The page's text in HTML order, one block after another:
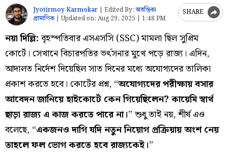
Jyotirmoy Karmokar Edited By:অবন্তিকা
প্রামাণিক|Updated on: Aug 29, 2025 | 1:48 PM
SHARE
নয়া দিল্লি:বৃহস্পতিবার এসএসসি (SSC) মামলা ছিল সুপ্রিম
কোর্টে। সেখানে বিচারপতির ভর্ৎসনার মুখে পড়ে রাজ্য। এদিন,
আদালত নির্দেশ দিয়েছিল সাত দিনের মধ্যে অযোগ্যদের তালিকা
প্রকাশ করতে হবে। কোর্টের প্রশ্ন, “অযোগ্যদের পরীক্ষায় বসার
আবেদন জানিয়ে হাইকোর্টে কেন গিয়েছিলেন? কায়েমি স্বার্থ
ছাড়া রাজ্য এ কাজ করতে পারে না।” শুধু তাই নয়, শীর্ষ এও
বলেছে, “একজনও দাগি যদি নতুন নিয়োগ প্রক্রিয়ায় অংশ নেয়
তাহলে ফল ভোগ করতে হবে রাজ্যকেই।”